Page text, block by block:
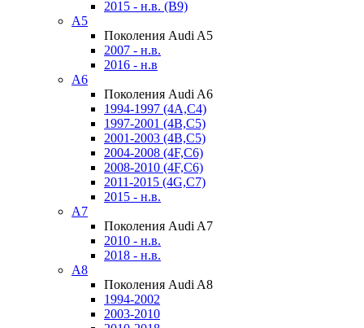
2015 - н.в. (B9)
A5
Поколения Audi A5
2007 - н.в.
2016 - н.в
A6
Поколения Audi A6
1994-1997 (4A,C4)
1997-2001 (4B,C5)
2001-2003 (4B,C5)
2004-2008 (4F,C6)
2008-2010 (4F,C6)
2011-2015 (4G,C7)
2015 - н.в.
A7
Поколения Audi A7
2010 - н.в.
2018 - н.в.
A8
Поколения Audi A8
1994-2002
2003-2010